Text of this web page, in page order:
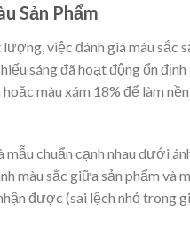
Sản Phẩm
việc đánh giá màu sắc
sáng đã hoạt động ổn
màu xám 18% để làm
chuẩn cạnh nhau dưới
màu sắc giữa sản phẩm và
được (sai lệch nhỏ trong